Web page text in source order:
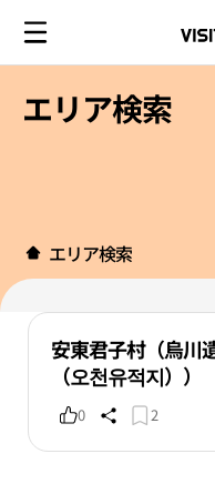
エリア検索
エリア検索
安東君子村（烏川
（오천유적지））
0 2